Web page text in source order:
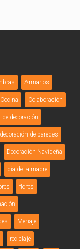
Armarios
Cocina Colaboración
decoración
decoración de paredes
Decoración Navideña
día de la madre
flores
Menaje
reciclaje